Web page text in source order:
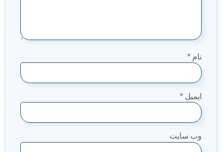
نام *
ایمیل *
وب‌ سایت